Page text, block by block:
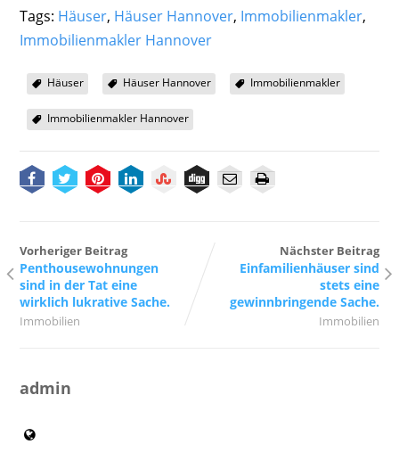
Tags: Häuser, Häuser Hannover, Immobilienmakler,
Immobilienmakler Hannover
Häuser Häuser Hannover Immobilienmakler
Immobilienmakler Hannover
Vorheriger Beitrag
Penthousewohnungen
sind in der Tat eine
wirklich lukrative Sache.
Immobilien
Nächster Beitrag
Einfamilienhäuser sind
stets eine
gewinnbringende Sache.
Immobilien
admin